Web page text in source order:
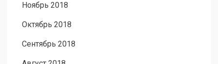
Ноябрь 2018
Октябрь 2018
Сентябрь 2018